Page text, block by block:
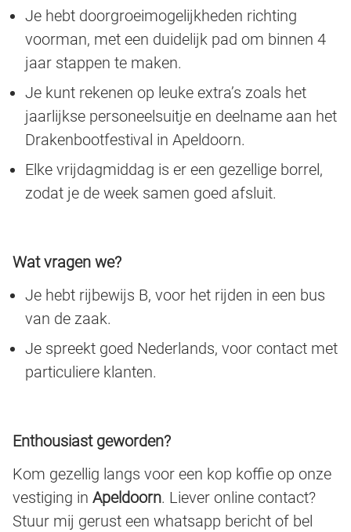
Je hebt doorgroeimogelijkheden richting
voorman, met een duidelijk pad om binnen 4
jaar stappen te maken.
Je kunt rekenen op leuke extra’s zoals het
jaarlijkse personeelsuitje en deelname aan het
Drakenbootfestival in Apeldoorn.
Elke vrijdagmiddag is er een gezellige borrel,
zodat je de week samen goed afsluit.
Wat vragen we?
Je hebt rijbewijs B, voor het rijden in een bus
van de zaak.
Je spreekt goed Nederlands, voor contact met
particuliere klanten.
Enthousiast geworden?
Kom gezellig langs voor een kop koffie op onze
vestiging in Apeldoorn. Liever online contact?
Stuur mij gerust een whatsapp bericht of bel